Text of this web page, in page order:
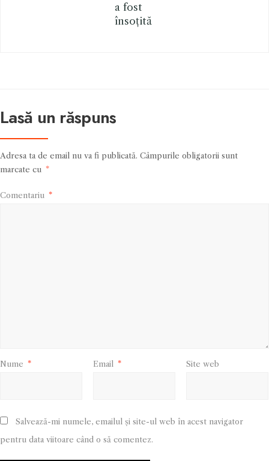
a fost
însoțită
Lasă un răspuns
Adresa ta de email nu va fi publicată. Câmpurile obligatorii sunt
marcate cu *
Comentariu *
Nume * Email * Site web
Salvează-mi numele, emailul și site-ul web în acest navigator
pentru data viitoare când o să comentez.